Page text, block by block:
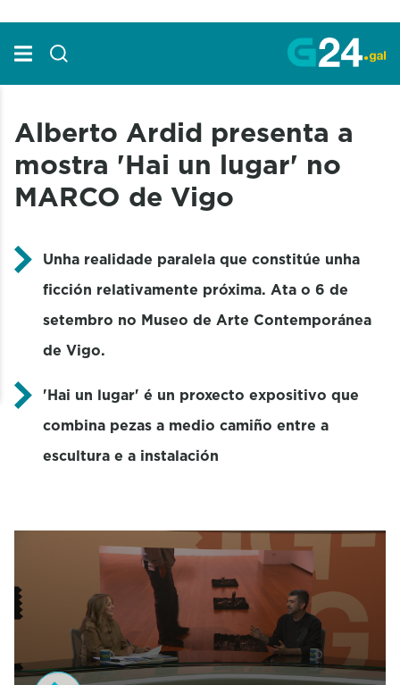
Alberto Ardid presenta a
mostra 'Hai un lugar' no
MARCO de Vigo
Unha realidade paralela que constitúe unha
ficción relativamente próxima. Ata o 6 de
setembro no Museo de Arte Contemporánea
de Vigo.
'Hai un lugar' é un proxecto expositivo que
combina pezas a medio camiño entre a
escultura e a instalación